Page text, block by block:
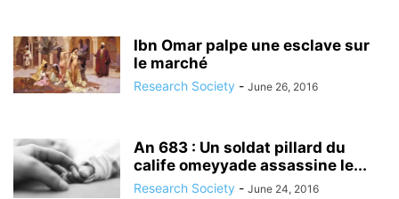
Ibn Omar palpe une esclave sur
le marché
Research Society - June 26, 2016
An 683 : Un soldat pillard du
calife omeyyade assassine le...
Research Society - June 24, 2016